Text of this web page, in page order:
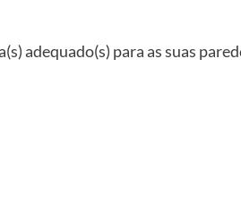
adequado(s) para as suas